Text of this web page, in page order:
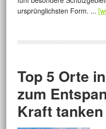
ursprünglichsten Form. ...
Top 5 Orte
zum
Kraft